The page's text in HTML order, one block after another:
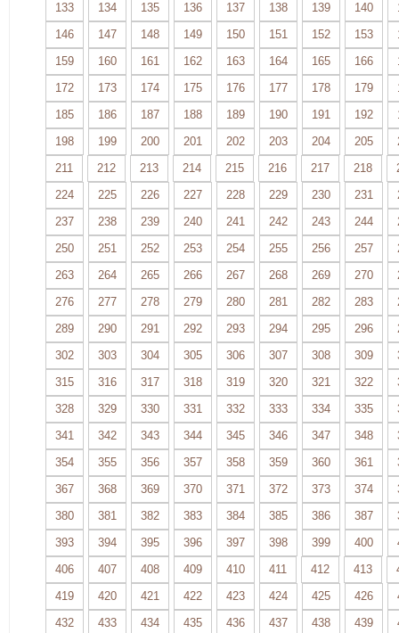
133
134 135 136 137 138 139 140
146
147 148 149 150 151 152 153
159
160 161 162 163 164 165 166
172
173 174 175 176 177 178 179
185
186 187 188 189 190 191 192
198
199 200 201 202 203 204 205
211
212 213 214 215 216 217 218
224
225 226 227 228 229 230 231
237
238 239 240 241 242 243 244
250
251 252 253 254 255 256 257
263
264 265 266 267 268 269 270
276
277 278 279 280 281 282 283
289
290 291 292 293 294 295 296
302
303 304 305 306 307 308 309
315
316 317 318 319 320 321 322
328
329 330 331 332 333 334 335
341
342 343 344 345 346 347 348
354
355 356 357 358 359 360 361
367
368 369 370 371 372 373 374
380
381 382 383 384 385 386 387
393
394 395 396 397 398 399 400
406
407 408 409 410 411 412 413
419
420 421 422 423 424 425 426
432
433 434 435 436 437 438 439